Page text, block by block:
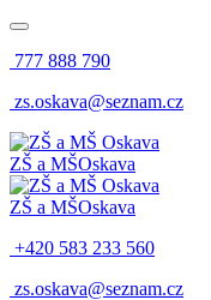
777 888 790
zs.oskava@seznam.cz
ZŠ a MŠOskava
ZŠ a MŠOskava
+420 583 233 560
zs.oskava@seznam.cz